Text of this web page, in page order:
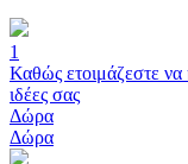
1
Καθώς ετοιμάζεστε
ιδέες σας
Δώρα
Δώρα